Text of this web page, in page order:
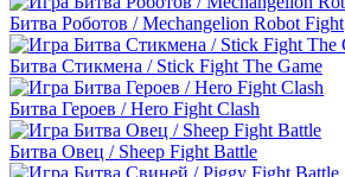
Битва Роботов / Mechangelion Robot Fight
Битва Стикмена / Stick Fight The Game
Битва Героев / Hero Fight Clash
Битва Овец / Sheep Fight Battle